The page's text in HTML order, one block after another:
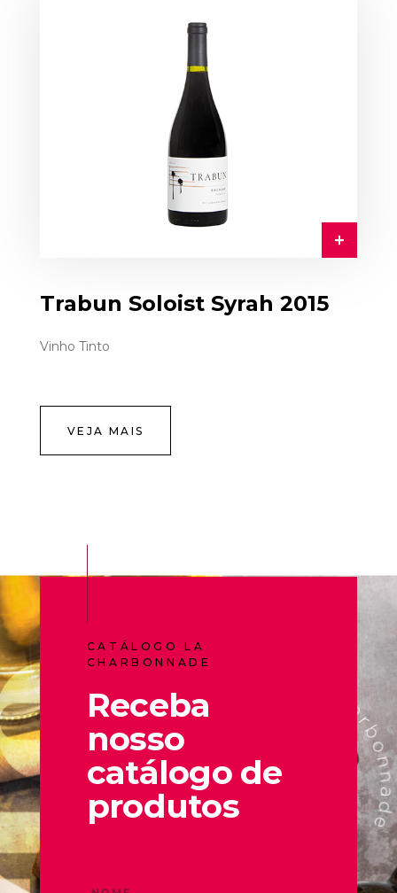
Trabun Soloist Syrah 2015
Vinho Tinto
VEJA MAIS
CATÁLOGO LA
CHARBONNADE
Receba
nosso
catálogo de
produtos